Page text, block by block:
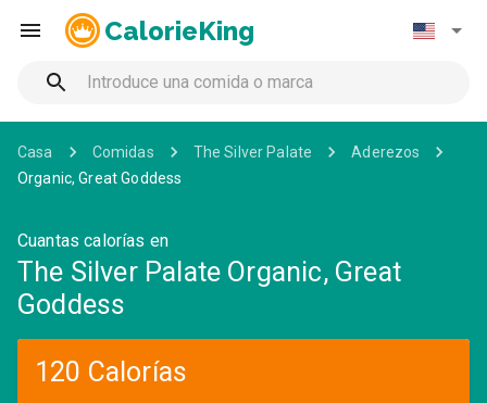
CalorieKing
Casa Comidas The Silver Palate
Aderezos
Organic, Great Goddess
Cuantas calorías en
The Silver Palate Organic, Great
Goddess
120 Calorías